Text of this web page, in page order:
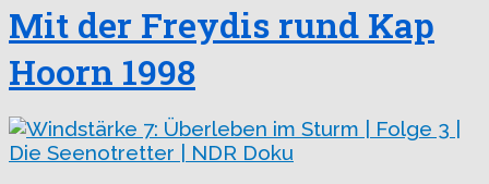
Mit der Freydis rund Kap
Hoorn 1998